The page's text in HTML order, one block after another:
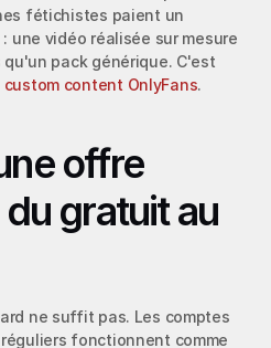
fétichistes paient un
une vidéo réalisée sur mesure
pack générique. C'est
custom content OnlyFans.
offre
gratuit au
ne suffit pas. Les comptes
fonctionnent comme